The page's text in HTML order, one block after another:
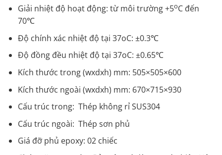
Giải nhiệt độ hoạt động: từ môi trường +5oC đến
70℃
Độ chính xác nhiệt độ tại 37oC: ±0.3℃
Độ đồng đều nhiệt độ tại 37oC: ±0.65℃
Kích thước trong (wxdxh) mm: 505×505×600
Kích thước ngoài (wxdxh) mm: 670×715×930
Cấu trúc trong: Thép không rỉ SUS304
Cấu trúc ngoài: Thép sơn phủ
Giá đỡ phủ epoxy: 02 chiếc